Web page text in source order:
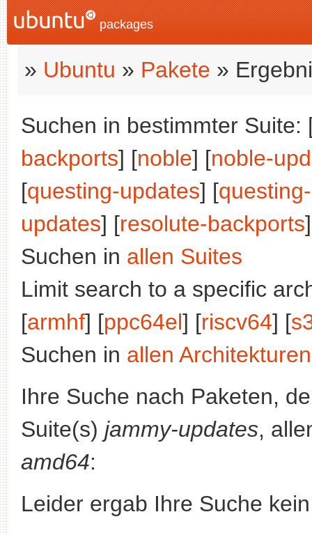
packages
» Ubuntu » Pakete »
Suchen in bestimmter Suite:
backports] [noble] [noble-
[questing-updates] [
updates] [resolute-backports
Suchen in allen Suites
Limit search to a specific
[armhf] [ppc64el] [riscv64] [
Suchen in allen Architekturen
Ihre Suche nach Paketen,
Suite(s) jammy-updates,
amd64:
Leider ergab Ihre Suche